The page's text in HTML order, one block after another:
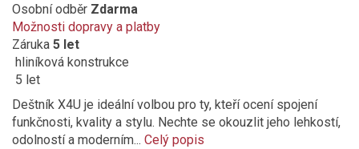
Osobní odběr Zdarma
Možnosti dopravy a platby
Záruka 5 let
hliníková konstrukce
5 let
Deštník X4U je ideální volbou pro ty, kteří ocení spojení
funkčnosti, kvality a stylu. Nechte se okouzlit jeho lehkostí,
odolností a moderním... Celý popis